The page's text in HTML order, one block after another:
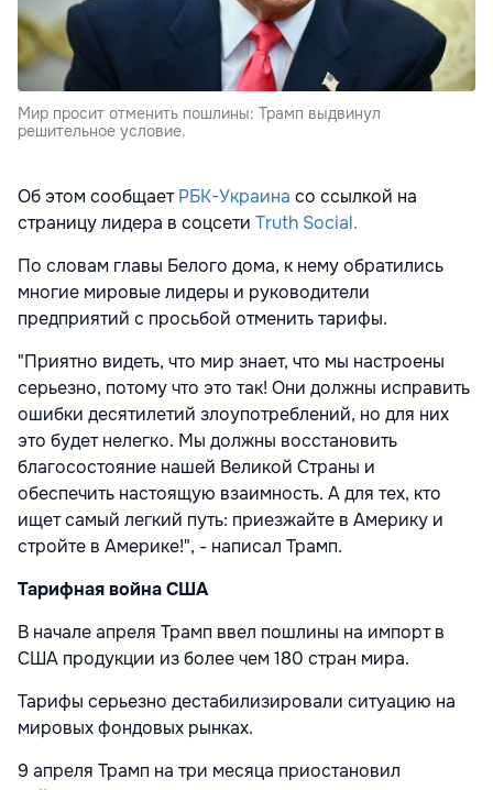
Мир просит отменить пошлины: Трамп выдвинул
решительное условие.
Об этом сообщаетРБК-Украина со ссылкой на
страницу лидера в соцсети Truth Social.
По словам главы Белого дома, к нему обратились
многие мировые лидеры и руководители
предприятий с просьбой отменить тарифы.
"Приятно видеть, что мир знает, что мы настроены
серьезно, потому что это так! Они должны исправить
ошибки десятилетий злоупотреблений, но для них
это будет нелегко. Мы должны восстановить
благосостояние нашей Великой Страны и
обеспечить настоящую взаимность. А для тех, кто
ищет самый легкий путь: приезжайте в Америку и
стройте в Америке!", - написал Трамп.
Тарифная война США
В начале апреля Трамп ввел пошлины на импорт в
США продукции из более чем 180 стран мира.
Тарифы серьезно дестабилизировали ситуацию на
мировых фондовых рынках.
9 апреля Трамп на три месяца приостановил